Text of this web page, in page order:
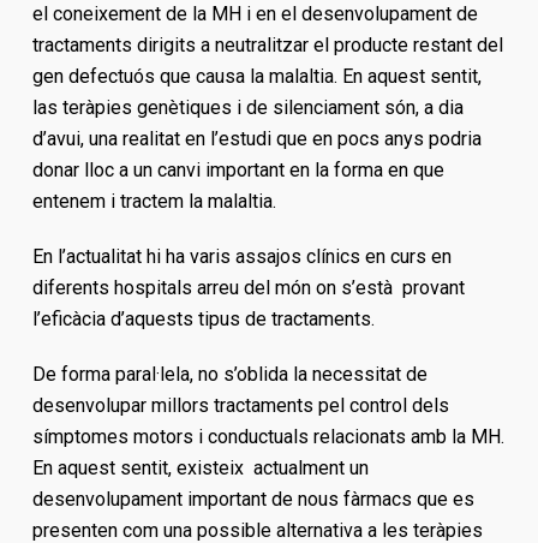
el coneixement de la MH i en el desenvolupament de
tractaments dirigits a neutralitzar el producte restant del
gen defectuós que causa la malaltia. En aquest sentit,
las teràpies genètiques i de silenciament són, a dia
d’avui, una realitat en l’estudi que en pocs anys podria
donar lloc a un canvi important en la forma en que
entenem i tractem la malaltia.
En l’actualitat hi ha varis assajos clínics en curs en
diferents hospitals arreu del món on s’està provant
l’eficàcia d’aquests tipus de tractaments.
De forma paral·lela, no s’oblida la necessitat de
desenvolupar millors tractaments pel control dels
símptomes motors i conductuals relacionats amb la MH.
En aquest sentit, existeix actualment un
desenvolupament important de nous fàrmacs que es
presenten com una possible alternativa a les teràpies